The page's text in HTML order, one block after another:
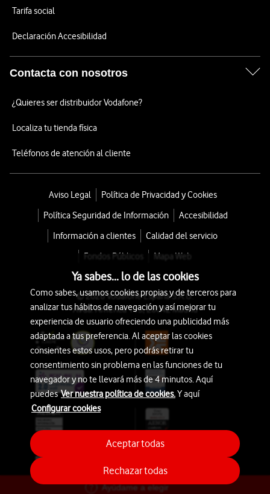
Ayúdame a elegir
Tarifa social
Declaración Accesibilidad
Contacta con nosotros
¿Quieres ser distribuidor Vodafone?
Localiza tu tienda física
Teléfonos de atención al cliente
Aviso Legal
Política de Privacidad y Cookies
Política Seguridad de Información
Accesibilidad
Información a clientes
Calidad del servicio
Fondos Públicos
Mapa Web
© 2026 Vodafone España S.A.U.
Avda. América 115, 28042 Madrid
Ya sabes... lo de las cookies
Como sabes, usamos cookies propias y de terceros para
analizar tus hábitos de navegación y así mejorar tu
experiencia de usuario ofreciendo una publicidad más
adaptada a tus preferencia. Al aceptar las cookies
consientes estos usos, pero podrás retirar tu
consentimiento sin problema en las funciones de tu
navegador y no te llevará más de 4 minutos. Aquí
puedesVer nuestra política de cookies.Y aquí
Configurar cookies
Rechazar todas
Aceptar todas